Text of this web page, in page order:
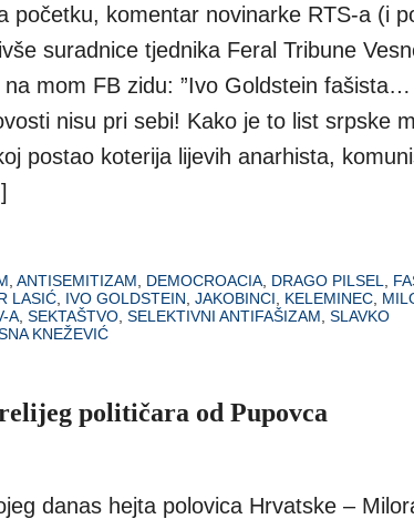
početku, komentar novinarke RTS-a (i
suradnice tjednika Feral Tribune
na mom FB zidu: ”Ivo Goldstein
nisu pri sebi! Kako je to list srpske
postao koterija lijevih anarhista,
ANTISEMITIZAM DEMOCROACIA DRAGO PILSEL
LASIĆ IVO GOLDSTEIN JAKOBINCI KELEMINEC
A SEKTAŠTVO SELEKTIVNI ANTIFAŠIZAM SLAVKO
KNEŽEVIĆ
političara od Pupovca
danas hejta polovica Hrvatske –